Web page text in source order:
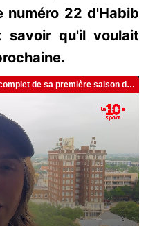
numéro 22 d'Habib
savoir qu'il voulait